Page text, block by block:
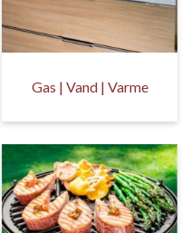
Gas | Vand | Varme